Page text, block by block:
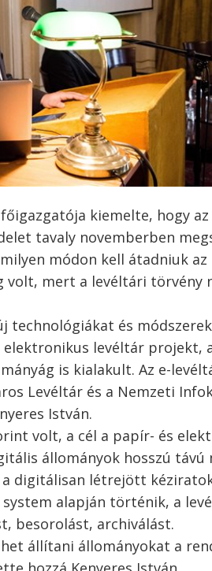
kiemelte, hogy
tavaly novemberben
módon kell átadniuk
volt, mert a levéltári törvény
technológiákat és
levéltár projekt,
is kialakult. Az e-
Levéltár és a Nemzeti
István.
volt, a cél a papír- és
állományok hosszú távú
digitálisan létrejött
alapján történik, a
besorolást, archiválást.
állítani állományokat a